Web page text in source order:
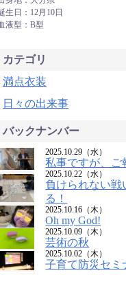
生日：12月10日
液型：B型
カテゴリ
満点衣装
日々の出来事
バックナンバー
2025.10.29（水）
私事ですが、ご
2025.10.22（水）
負けられない戦
る！
2025.10.16（木）
Oh my God!
2025.10.09（木）
芸術の秋
2025.10.02（木）
子育て防災セミ